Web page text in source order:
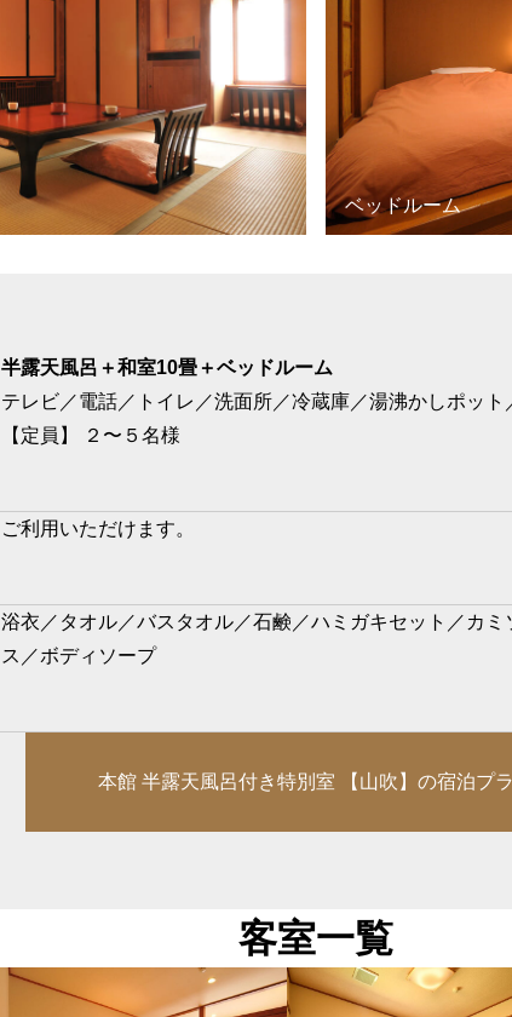
ベッドルーム
半露天風呂＋和室10畳＋ベッドルーム
テレビ／電話／トイレ／洗面所／冷蔵庫／湯沸かしポッ
【定員】 ２〜５名様
ご利用いただけます。
浴衣／タオル／バスタオル／石鹸／ハミガキセット／カ
ス／ボディソープ
本館 半露天風呂付き特別室 【山吹】の宿泊プ
客室一覧